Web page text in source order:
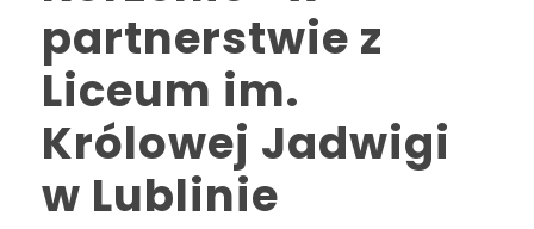
partnerstwie z
Liceum im.
Królowej Jadwigi
w Lublinie